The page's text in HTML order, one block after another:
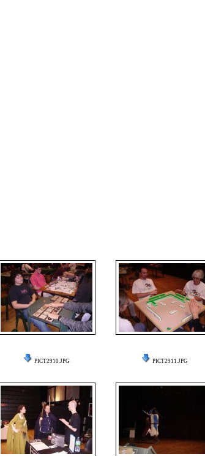
PICT2910.JPG PICT2911.JPG